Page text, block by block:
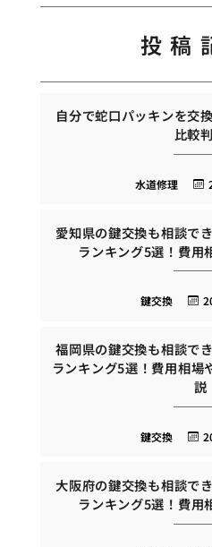
投稿
自分で蛇口パッキンを交
比較
水道修理
愛知県の鍵交換も相談で
ランキング5選！費用
鍵交換
福岡県の鍵交換も相談で
ランキング5選！費用相場
説
鍵交換
大阪府の鍵交換も相談で
ランキング5選！費用